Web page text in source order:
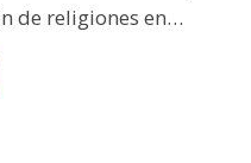
de religiones en…